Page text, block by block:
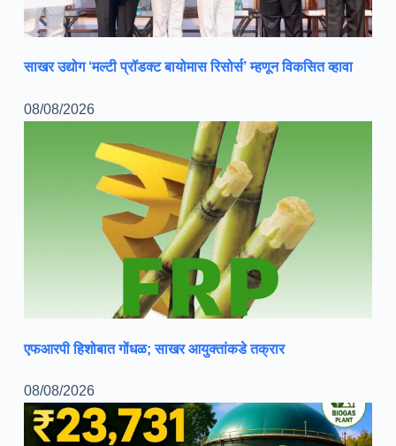
साखर उद्योग ‘मल्टी प्रॉडक्ट बायोमास रिसोर्स’ म्हणून विकसित व्हावा
08/08/2026
एफआरपी हिशोबात गोंधळ; साखर आयुक्तांकडे तक्रार
08/08/2026